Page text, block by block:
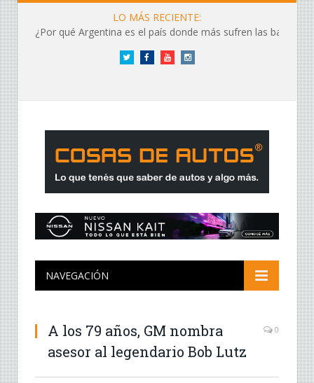
LO MÁS RECIENTE:
¿Por qué Argentina es el país donde más sufren las baterías?
Twitter FacebookYouTubeInstagram
NAVEGACIÓN
A los 79 años, GM nombra
asesor al legendario Bob Lutz
0